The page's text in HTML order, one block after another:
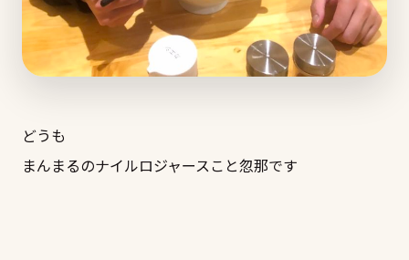
どうも
まんまるのナイルロジャースこと忽那です